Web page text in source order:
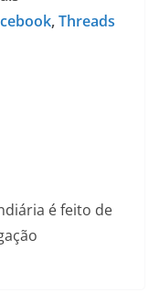
,Threads
é feito de